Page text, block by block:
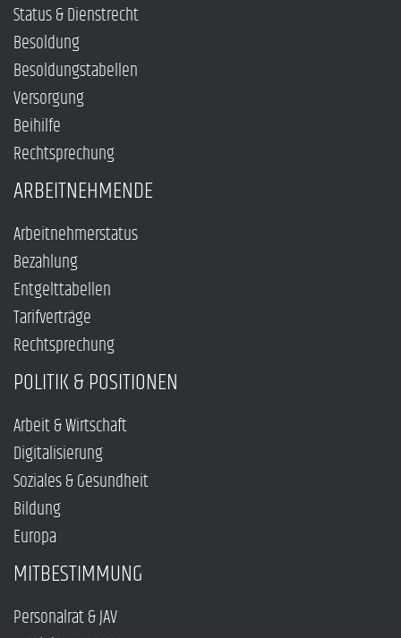
Status & Dienstrecht
Besoldung
Besoldungstabellen
Versorgung
Beihilfe
Rechtsprechung
ARBEITNEHMENDE
Arbeitnehmerstatus
Bezahlung
Entgelttabellen
Tarifverträge
Rechtsprechung
POLITIK & POSITIONEN
Arbeit & Wirtschaft
Digitalisierung
Soziales & Gesundheit
Bildung
Europa
MITBESTIMMUNG
Personalrat & JAV